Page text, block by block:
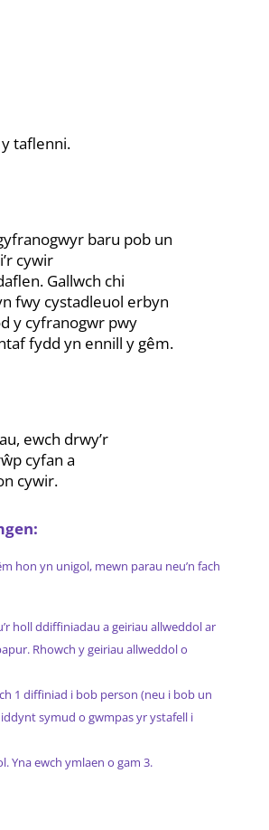
taflenni.
baru pob un
cywir
Gallwch chi
fwy cystadleuol erbyn
y cyfranogwr pwy
fydd yn ennill y gêm.
ewch drwy’r
cyfan a
cywir.
hon yn unigol, mewn parau neu’n fach
holl ddiffiniadau a geiriau allweddol ar
Rhowch y geiriau allweddol o
1 diffiniad i bob person (neu i bob un
symud o gwmpas yr ystafell i
Yna ewch ymlaen o gam 3.